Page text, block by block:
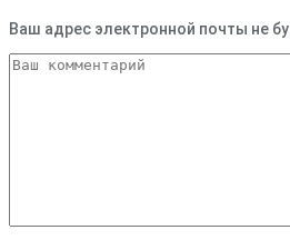
Ваш адрес электронной почты не